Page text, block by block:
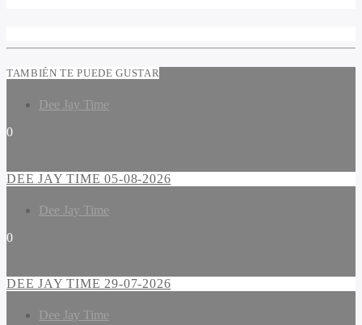
TAMBIÉN TE PUEDE GUSTAR
Dee Jay Time
0
DEE JAY TIME 05-08-2026
Dee Jay Time
0
DEE JAY TIME 29-07-2026
Dee Jay Time